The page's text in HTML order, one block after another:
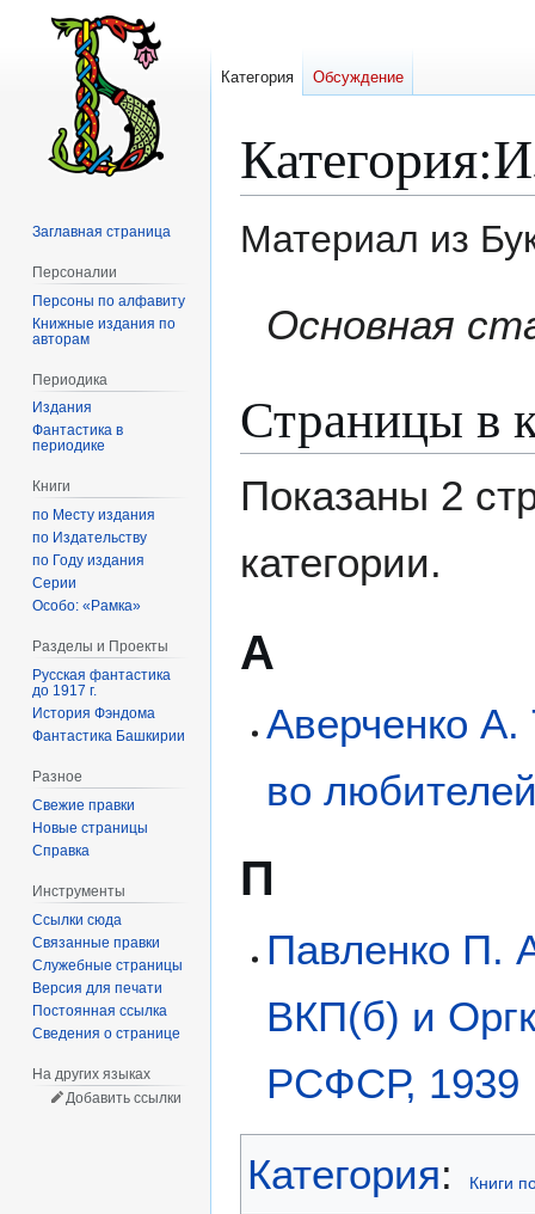
Категория:
Материал из
Основная
Страницы в
Показаны 2
категории.
А
Аверченко
во
П
Павленко П.
ВКП(б) и
РСФСР, 1939
Категория: Книги
Категория Обсуждение
Заглавная страница
Персоналии
Персоны по алфавиту
Книжные издания по
авторам
Периодика
Издания
Фантастика в
периодике
Книги
по Месту издания
по Издательству
по Году издания
Серии
Особо: «Рамка»
Разделы и Проекты
Русская фантастика
до 1917 г.
История Фэндома
Фантастика Башкирии
Разное
Свежие правки
Новые страницы
Справка
Инструменты
Ссылки сюда
Связанные правки
Служебные страницы
Версия для печати
Постоянная ссылка
Сведения о странице
На других языках
Добавить ссылки